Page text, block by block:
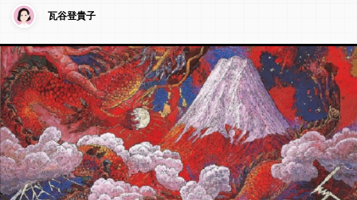
瓦谷登貴子